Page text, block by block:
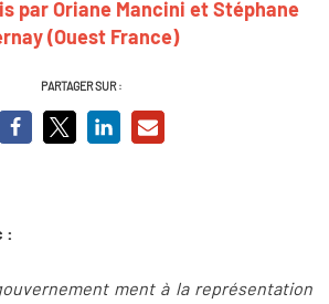
par Oriane Mancini et Stéphane
(Ouest France)
PARTAGER SUR :
:
ment à la représentation